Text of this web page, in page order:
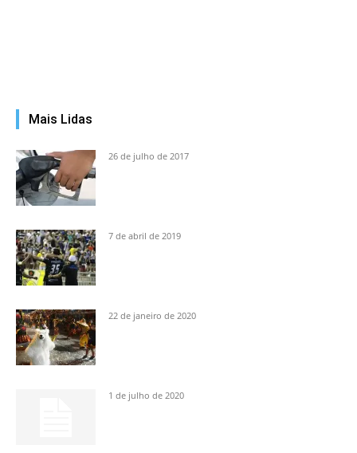
Mais Lidas
26 de julho de 2017
7 de abril de 2019
22 de janeiro de 2020
1 de julho de 2020